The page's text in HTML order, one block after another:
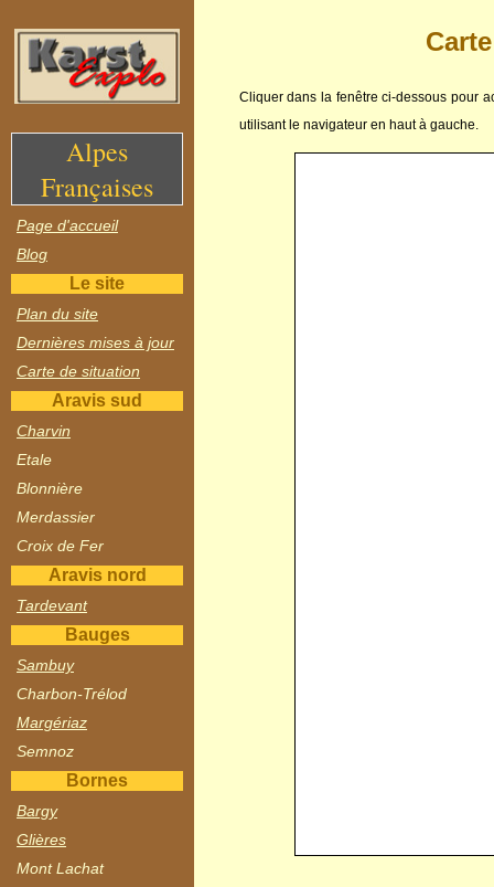
Alpes
Françaises
Page d'accueil
Blog
Le site
Plan du site
Dernières mises à jour
Carte de situation
Aravis sud
Charvin
Etale
Blonnière
Merdassier
Croix de Fer
Aravis nord
Tardevant
Bauges
Sambuy
Charbon-Trélod
Margériaz
Semnoz
Bornes
Bargy
Glières
Mont Lachat
Cliquer dans la fenêtre ci-dessous pour
utilisant le navigateur en haut à gauche.